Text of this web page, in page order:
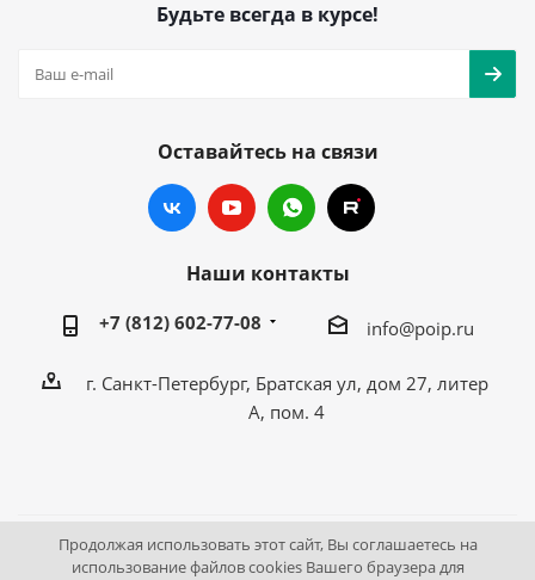
Будьте всегда в курсе!
Оставайтесь на связи
Наши контакты
+7 (812) 602-77-08 info@poip.ru
г. Санкт-Петербург, Братская ул, дом 27, литер
А, пом. 4
2009 - 2026 © Промышленное оборудование Интернет
Продолжая использовать этот сайт, Вы соглашаетесь на
использование файлов cookies Вашего браузера для